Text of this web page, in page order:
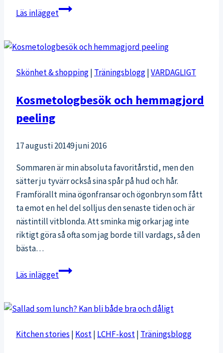
Läs inläggetMagutmaningen
–
hemma
tips
i
Skönhet & shopping| Träningsblogg|VARDAGLIGT
Kosmetologbesök och hemmagjord
peeling
17 augusti 20149 juni 2016
Sommaren är min absoluta favoritårstid, men den
sätter ju tyvärr också sina spår på hud och hår.
Framförallt mina ögonfransar och ögonbryn som fått
ta emot en hel del solljus den senaste tiden och är
nästintill vitblonda. Att sminka mig orkar jag inte
riktigt göra så ofta som jag borde till vardags, så den
bästa…
Läs inläggetKosmetologbesök
peeling
Kitchen stories | Kost| LCHF-kost| Träningsblogg